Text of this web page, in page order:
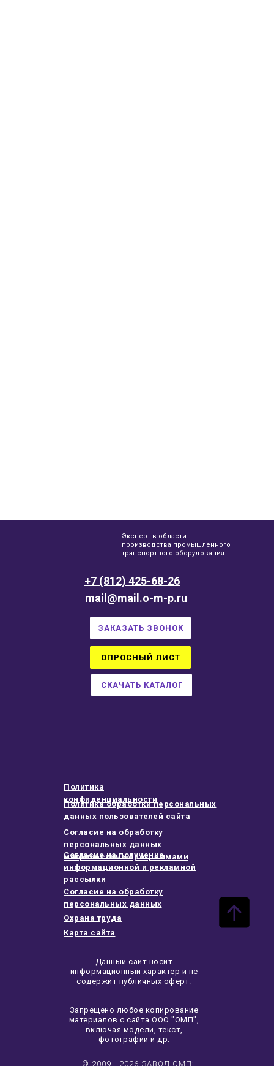
Эксперт в области
производства промышленного
транспортного оборудования
СКАЧАТЬ КАТАЛОГ
+7 (812) 425-68-26
ЗАКАЗАТЬ ЗВОНОК
Данный сайт носит
информационный характер и не
содержит публичных оферт.
Запрещено любое копирование
материалов с сайта ООО "ОМП",
включая модели, текст,
фотографии и др.
mail@mail.o-m-p.ru
© 2009 - 2026 ЗАВОД ОМП:
Политика
конфиденциальности
Политика обработки персональных
данных пользователей сайта
Согласие на обработку
персональных данных
метрическими программами
Согласие на получение
информационной и рекламной
рассылки
Охрана труда
Карта сайта
Согласие на обработку
персональных данных
ОПРОСНЫЙ ЛИСТ